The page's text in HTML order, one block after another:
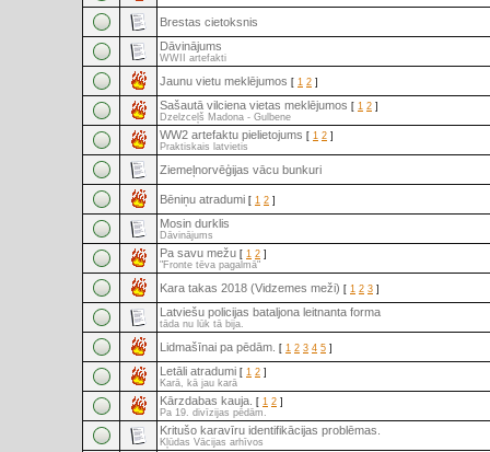
Brestas cietoksnis
Dāvinājums
WWII artefakti
Jaunu vietu meklējumos [ 1 2 ]
Sašautā vilciena vietas meklējumos [ 1 2 ]
Dzelzceļš Madona - Gulbene
WW2 artefaktu pielietojums [ 1 2 ]
Praktiskais latvietis
Ziemeļnorvēģijas vācu bunkuri
Bēniņu atradumi [ 1 2 ]
Mosin durklis
Dāvinājums
Pa savu mežu [ 1 2 ]
"Fronte tēva pagalmā"
Kara takas 2018 (Vidzemes meži) [ 1 2 3 ]
Latviešu policijas bataljona leitnanta forma
tāda nu lūk tā bija.
Lidmašīnai pa pēdām. [ 1 2 3 4 5 ]
Letāli atradumi [ 1 2 ]
Karā, kā jau karā
Kārzdabas kauja. [ 1 2 ]
Pa 19. divīzijas pēdām.
Kritušo karavīru identifikācijas problēmas.
Kļūdas Vācijas arhīvos